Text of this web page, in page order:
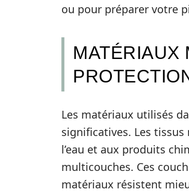
ou pour préparer votre
MATÉRIAUX
Les matériaux utilisés
significatives. Les
l’eau et aux produits
multicouches. Ces
matériaux résistent